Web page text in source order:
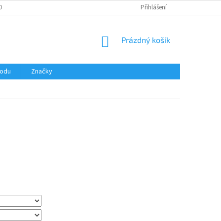
ÚDAJŮ Přihlášení
NÁKUPNÍ
Prázdný košík
Značky